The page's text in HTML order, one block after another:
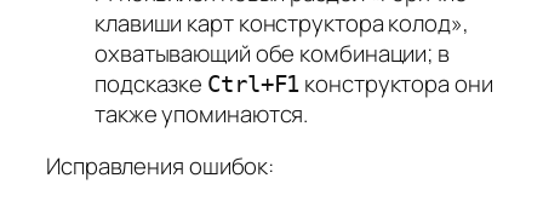
клавиши карт конструктора колод»,
охватывающий обе комбинации; в
подсказке Ctrl+F1 конструктора они
также упоминаются.
Исправления ошибок: